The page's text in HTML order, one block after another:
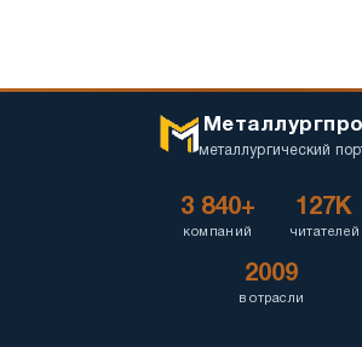
металлургический
3 840+
компаний
127K
читателей
2009
в отрасли